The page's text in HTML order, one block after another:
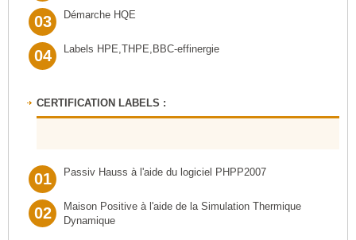
03 Démarche HQE
04 Labels HPE,THPE,BBC-effinergie
CERTIFICATION LABELS :
01 Passiv Hauss à l'aide du logiciel PHPP2007
02
Maison Positive à l'aide de la Simulation Thermique
Dynamique